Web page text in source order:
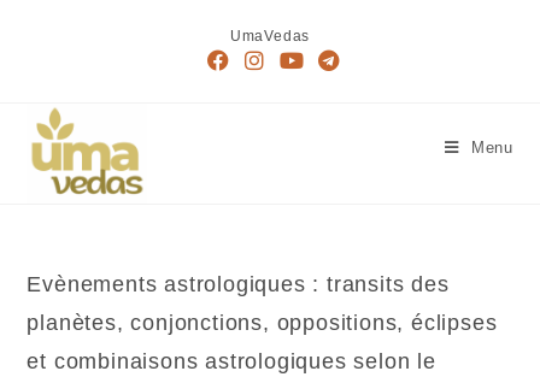
UmaVedas
Menu
Evènements astrologiques : transits des
planètes, conjonctions, oppositions, éclipses
et combinaisons astrologiques selon le